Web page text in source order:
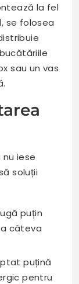
la fel
se folosea
sau un vas
iese
soluții
puțin
câteva
puțină
pentru